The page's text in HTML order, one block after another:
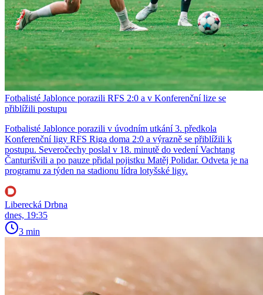
Fotbalisté Jablonce porazili RFS 2:0 a v Konferenční lize se
přiblížili postupu
Fotbalisté Jablonce porazili v úvodním utkání 3. předkola
Konferenční ligy RFS Riga doma 2:0 a výrazně se přiblížili k
postupu. Severočechy poslal v 18. minutě do vedení Vachtang
Čanturišvili a po pauze přidal pojistku Matěj Polidar. Odveta je na
programu za týden na stadionu lídra lotyšské ligy.
Liberecká Drbna
dnes, 19:35
3 min